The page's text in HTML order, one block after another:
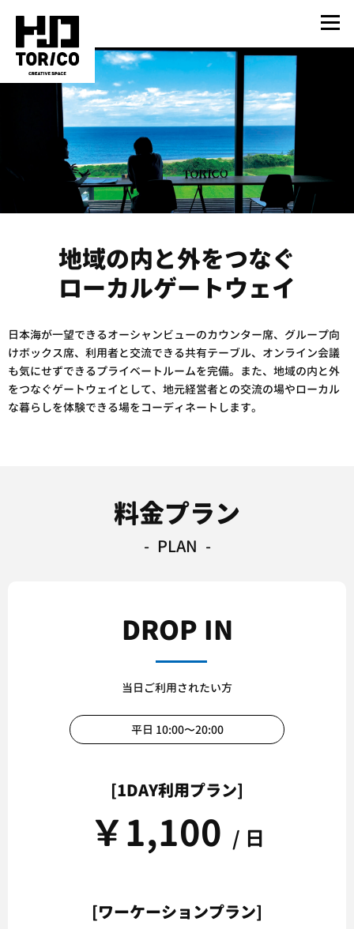
地域の内と外をつなぐ
ローカルゲートウェイ
日本海が一望できるオーシャンビューのカウンター席、グループ向
けボックス席、利用者と交流できる共有テーブル、オンライン会議
も気にせずできるプライベートルームを完備。また、地域の内と外
をつなぐゲートウェイとして、地元経営者との交流の場やローカル
な暮らしを体験できる場をコーディネートします。
料金プラン
PLAN
DROP IN
当日ご利用されたい方
平日 10:00〜20:00
[1DAY利用プラン]
￥1,100 / 日
[ワーケーションプラン]